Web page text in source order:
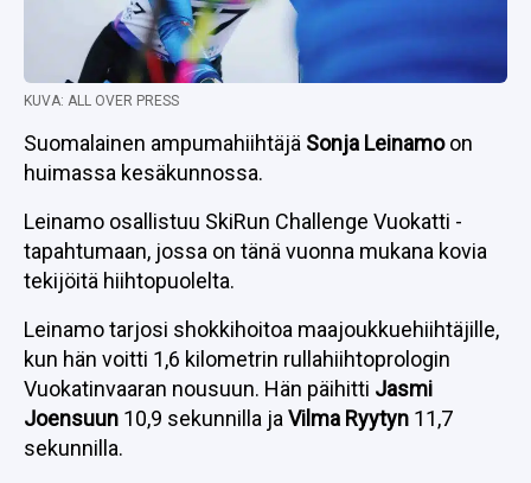
KUVA: ALL OVER PRESS
Suomalainen ampumahiihtäjä Sonja Leinamoon
huimassa kesäkunnossa.
Leinamo osallistuu SkiRun Challenge Vuokatti -
tapahtumaan, jossa on tänä vuonna mukana kovia
tekijöitä hiihtopuolelta.
Leinamo tarjosi shokkihoitoa maajoukkuehiihtäjille,
kun hän voitti 1,6 kilometrin rullahiihtoprologin
Vuokatinvaaran nousuun. Hän päihitti Jasmi
Joensuun 10,9 sekunnilla ja Vilma Ryytyn 11,7
sekunnilla.